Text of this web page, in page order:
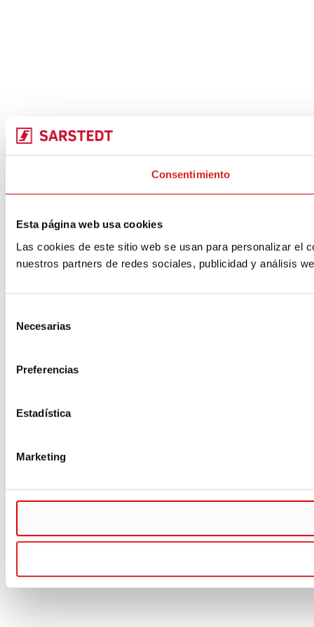
Consentimiento
Esta página web usa cookies
Las cookies de este sitio web se usan para personalizar el
nuestros partners de redes sociales, publicidad y análisis
Necesarias
Preferencias
Estadística
Marketing